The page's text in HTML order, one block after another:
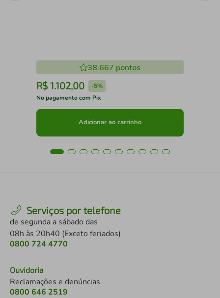
38.667 pontos
R$ 1.102,00 -5%
No pagamento com Pix
Adicionar ao carrinho
Serviços por telefone
de segunda a sábado das
08h às 20h40 (Exceto feriados)
0800 724 4770
Ouvidoria
Reclamações e denúncias
0800 646 2519